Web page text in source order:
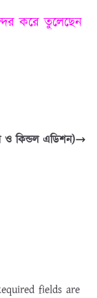
করে তুলেছেন
ও কিন্ডল এডিশন)
fields are